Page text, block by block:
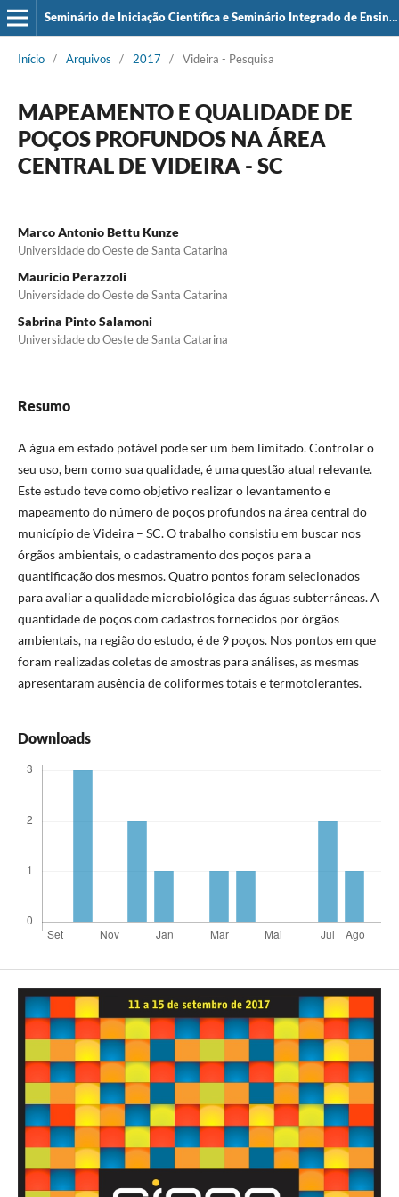
Seminário de Iniciação Científica e Seminário Integrado de Ensino, Pesquisa e Extensão (SIEPE)
Início / Arquivos / 2017 / Videira - Pesquisa
MAPEAMENTO E QUALIDADE DE
POÇOS PROFUNDOS NA ÁREA
CENTRAL DE VIDEIRA - SC
Marco Antonio Bettu Kunze
Universidade do Oeste de Santa Catarina
Mauricio Perazzoli
Universidade do Oeste de Santa Catarina
Sabrina Pinto Salamoni
Universidade do Oeste de Santa Catarina
Resumo
A água em estado potável pode ser um bem limitado. Controlar o
seu uso, bem como sua qualidade, é uma questão atual relevante.
Este estudo teve como objetivo realizar o levantamento e
mapeamento do número de poços profundos na área central do
município de Videira – SC. O trabalho consistiu em buscar nos
órgãos ambientais, o cadastramento dos poços para a
quantificação dos mesmos. Quatro pontos foram selecionados
para avaliar a qualidade microbiológica das águas subterrâneas. A
quantidade de poços com cadastros fornecidos por órgãos
ambientais, na região do estudo, é de 9 poços. Nos pontos em que
foram realizadas coletas de amostras para análises, as mesmas
apresentaram ausência de coliformes totais e termotolerantes.
Downloads